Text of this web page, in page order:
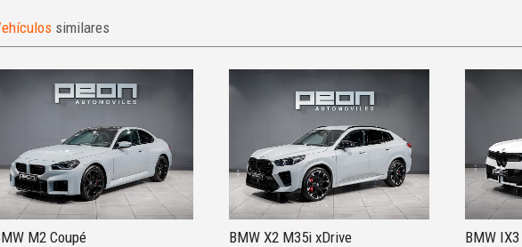
similares
M2 Coupé BMW X2 M35i xDrive BMW